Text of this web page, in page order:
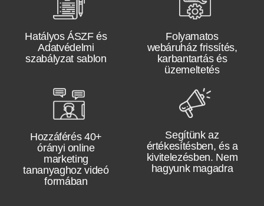
HatályosÁSZF és
Adatvédelmi
szabályzat sablon
Folyamatos
webáruház frissítés,
karbantartásés
üzemeltetés
Hozzáférés40+
órányi online
marketing
tananyaghoz videó
formában
Segítünk az
értékesítésben, és a
kivitelezésben. Nem
hagyunk magadra